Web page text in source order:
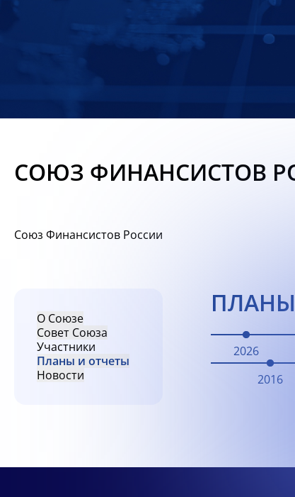
СОЮЗ ФИНАНСИСТОВ
Союз Финансистов России
О Союзе
Совет Союза
Участники
Планы и отчеты
Новости
2026
2016